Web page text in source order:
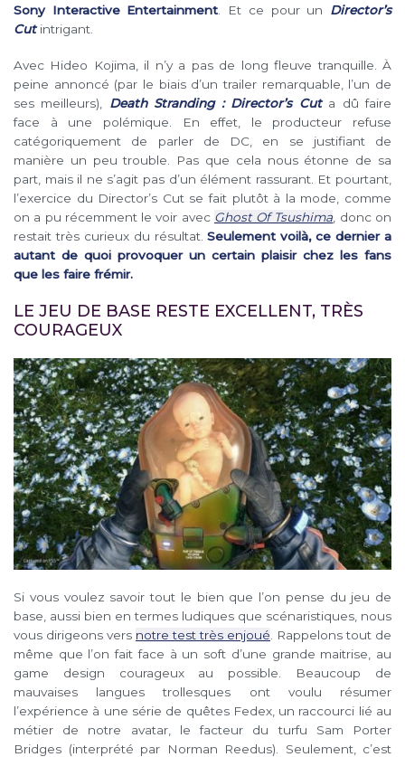
Sony Interactive Entertainment. Et ce pour un Director’s
Cutintrigant.
Avec Hideo Kojima, il n’y a pas de long fleuve tranquille. À
peine annoncé (par le biais d’un trailer remarquable, l’un de
ses meilleurs), Death Stranding : Director’s Cuta dû faire
face à une polémique. En effet, le producteur refuse
catégoriquement de parler de DC, en se justifiant de
manière un peu trouble. Pas que cela nous étonne de sa
part, mais il ne s’agit pas d’un élément rassurant. Et pourtant,
l’exercice du Director’s Cut se fait plutôt à la mode, comme
on a pu récemment le voir avec Ghost Of Tsushima, donc on
restait très curieux du résultat.Seulement voilà, ce dernier a
autant de quoi provoquer un certain plaisir chez les fans
que les faire frémir.
LE JEU DE BASE RESTE EXCELLENT, TRÈS
COURAGEUX
Si vous voulez savoir tout le bien que l’on pense du jeu de
base, aussi bien en termes ludiques que scénaristiques, nous
vous dirigeons vers notre test très enjoué . Rappelons tout de
même que l’on fait face à un soft d’une grande maitrise, au
game design courageux au possible. Beaucoup de
mauvaises langues trollesques ont voulu résumer
l’expérience à une série de quêtes Fedex, un raccourci lié au
métier de notre avatar, le facteur du turfu Sam Porter
Bridges (interprété par Norman Reedus). Seulement, c’est